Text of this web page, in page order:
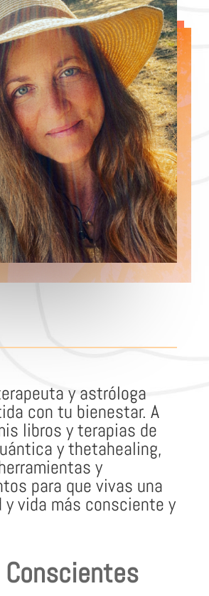
y astróloga
con tu bienestar. A
libros y terapias de
y thetahealing,
y
para que vivas una
y vida más consciente y
Conscientes